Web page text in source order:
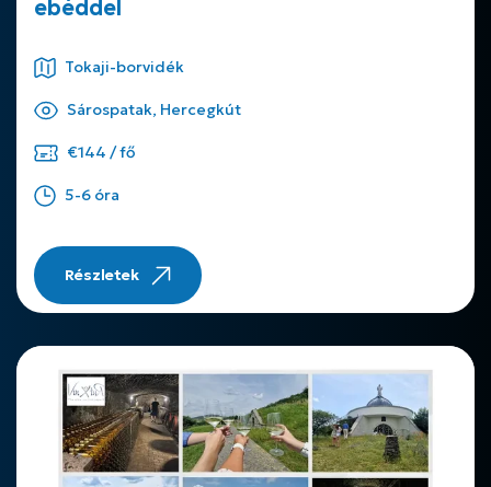
ebéddel
Tokaji-borvidék
Sárospatak, Hercegkút
€144 / fő
5-6 óra
Részletek